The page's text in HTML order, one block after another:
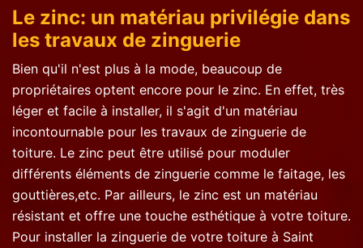
Le zinc: un matériau privilégie dans
les travaux de zinguerie
Bien qu'il n'est plus à la mode, beaucoup de
propriétaires optent encore pour le zinc. En effet, très
léger et facile à installer, il s'agit d'un matériau
incontournable pour les travaux de zinguerie de
toiture. Le zinc peut être utilisé pour moduler
différents éléments de zinguerie comme le faitage, les
gouttières,etc. Par ailleurs, le zinc est un matériau
résistant et offre une touche esthétique à votre toiture.
Pour installer la zinguerie de votre toiture à Saint